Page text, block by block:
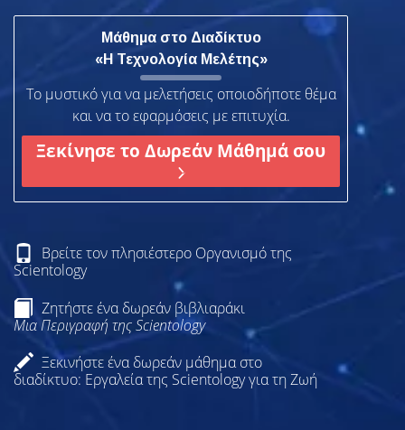
Μάθημα στο Διαδίκτυο
«Η Τεχνολογία Μελέτης»
Το μυστικό για να μελετήσεις οποιοδήποτε θέμα
και να το εφαρμόσεις με επιτυχία.
Ξεκίνησε το Δωρεάν Μάθημά σου
Βρείτε τον πλησιέστερο Οργανισμό της
Scientology
Ζητήστε ένα δωρεάν βιβλιαράκι
Μια Περιγραφή της Scientology
Ξεκινήστε ένα δωρεάν μάθημα στο
διαδίκτυο: Εργαλεία της Scientology για τη Ζωή